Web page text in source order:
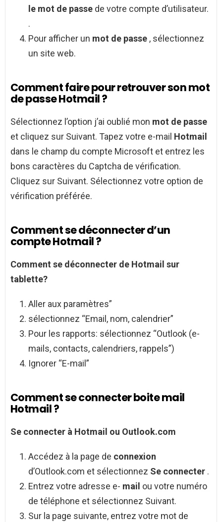
le mot de passe de votre compte d’utilisateur.
.
Pour afficher un mot de passe , sélectionnez
un site web.
Comment faire pour retrouver son mot
de passe Hotmail ?
Sélectionnez l’option j’ai oublié mon mot de passe
et cliquez sur Suivant. Tapez votre e-mail Hotmail
dans le champ du compte Microsoft et entrez les
bons caractères du Captcha de vérification.
Cliquez sur Suivant. Sélectionnez votre option de
vérification préférée.
Comment se déconnecter d’un
compte Hotmail ?
Comment se déconnecter de Hotmail sur
tablette?
Aller aux paramètres”
sélectionnez “Email, nom, calendrier”
Pour les rapports: sélectionnez “Outlook (e-
mails, contacts, calendriers, rappels”)
Ignorer “E-mail”
Comment se connecter boite mail
Hotmail ?
Se connecter à Hotmail ou Outlook.com
Accédez à la page de connexion
d’Outlook.com et sélectionnez Se connecter .
Entrez votre adresse e- mail ou votre numéro
de téléphone et sélectionnez Suivant.
Sur la page suivante, entrez votre mot de